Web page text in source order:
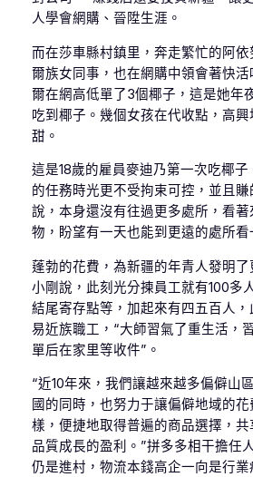
人學會網購、晉陞生涯。
而在莎車縣村鎮里，奔走繁忙的阿
爾族女同事，也在網購中領會著快
爾在網高低單了3個椰子，這是她年
吃到椰子。幾個女孩在代收點，高
甜。
這是18歲的雇員麥迪乃第一次吃椰
的任務時光更不受拘束可控，並且賺
說，本身還沒有往過更多處所，看
物，盼望有一天也能到更遠的處所看
蓬勃的花費，為新疆的年青人發明
小剛說，此刻光分揀員工就有100多
結尾寄存點等，加起來有四五百人
易近族職工，“大師習氣了重生活，
單后在家里等收件”。
“近10年來，我們讓越來越多偏僻山
國的同時，也努力于讓偏僻地域的
樣，便捷地取得普遍的商品選擇，
品質成長的盈利。”拼多多相干擔任
仍是進村，物流本錢高企一向是行